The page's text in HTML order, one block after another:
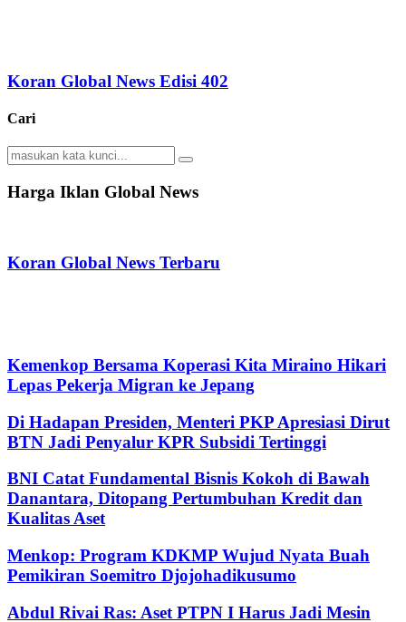
Koran Global News Edisi 402
Cari
Search
for:
Search
Harga Iklan Global News
Koran Global News Terbaru
Kemenkop Bersama Koperasi Kita Miraino Hikari
Lepas Pekerja Migran ke Jepang
Di Hadapan Presiden, Menteri PKP Apresiasi Dirut
BTN Jadi Penyalur KPR Subsidi Tertinggi
BNI Catat Fundamental Bisnis Kokoh di Bawah
Danantara, Ditopang Pertumbuhan Kredit dan
Kualitas Aset
Menkop: Program KDKMP Wujud Nyata Buah
Pemikiran Soemitro Djojohadikusumo
Abdul Rivai Ras: Aset PTPN I Harus Jadi Mesin